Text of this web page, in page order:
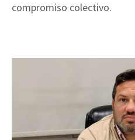
compromiso colectivo.